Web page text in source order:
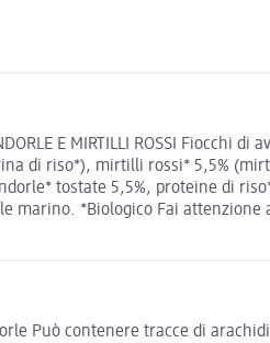
E MIRTILLI ROSSI
di riso*), mirtilli rossi* 5,5%
tostate 5,5%, proteine di
marino. *Biologico Fai
Può contenere tracce di